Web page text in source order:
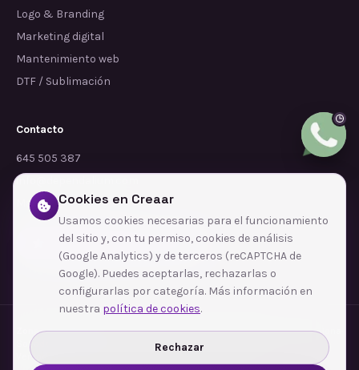
Logo & Branding
Marketing digital
Mantenimiento web
DTF / Sublimación
Contacto
645 505 387
info@dependalium.com
Mataró (Barcelona)
Déjanos tu reseña en Google
Zonas de cobertura·Barcelona·L'Hospitalet de Llobregat·Terrassa·Badalona
Sabadell
Santa Coloma de Gramenet
Ver todas las zonas →
Cookies en Creaar
Usamos cookies necesarias para el funcionamiento
del sitio y, con tu permiso, cookies de análisis
(Google Analytics) y de terceros (reCAPTCHA de
Google). Puedes aceptarlas, rechazarlas o
configurarlas por categoría. Más información en
nuestra política de cookies.
Rechazar